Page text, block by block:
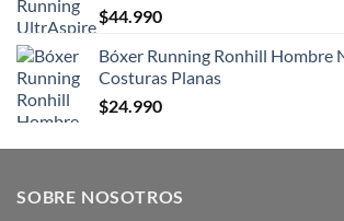
$44.990
Bóxer Running Ronhill Hombre
Costuras Planas
$24.990
SOBRE NOSOTROS